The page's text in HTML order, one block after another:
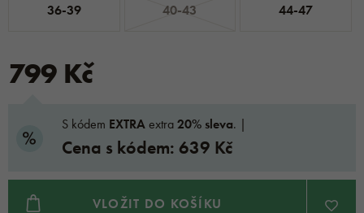
36-39 40-43 44-47
799 Kč
S kódem EXTRAextra20% sleva. |
Cena s kódem: 639 Kč
VLOŽIT DO KOŠÍKU